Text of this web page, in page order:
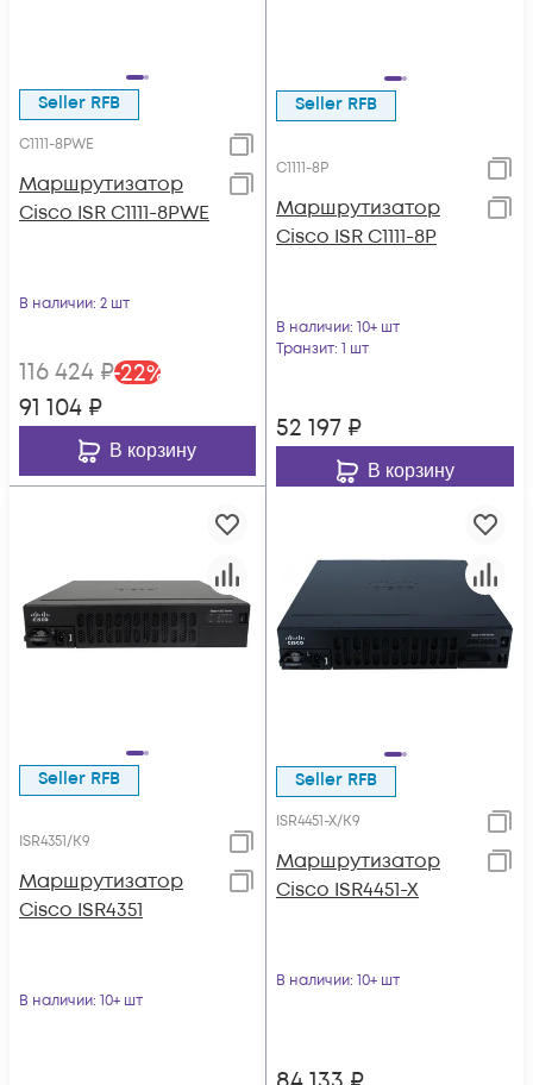
Seller RFB
C1111-8PWE
Маршрутизатор
Cisco ISR C1111-8PWE
В наличии: 2 шт
116 424 ₽-22%
91 104 ₽
В корзину
Seller RFB
C1111-8P
Маршрутизатор
Cisco ISR C1111-8P
В наличии: 10+ шт
Транзит: 1 шт
52 197 ₽
В корзину
Seller RFB
ISR4351/K9
Маршрутизатор
Cisco ISR4351
В наличии: 10+ шт
Seller RFB
ISR4451-X/K9
Маршрутизатор
Cisco ISR4451-X
В наличии: 10+ шт